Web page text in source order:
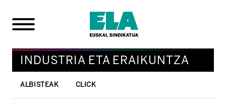
INDUSTRIA ETA ERAIKUNTZA
ALBISTEAK CLICK